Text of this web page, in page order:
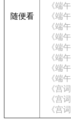
随便看
《端
《端
《端
《端
《端
《端
《端
《端
《宫
《宫
《宫